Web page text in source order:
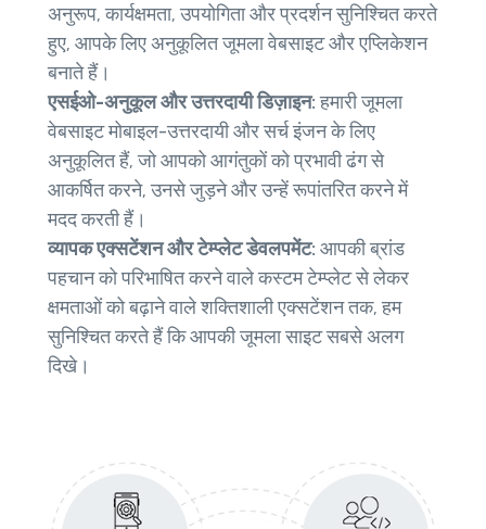
अनुरूप, कार्यक्षमता, उपयोगिता और प्रदर्शन सुनिश्चित करते
हुए, आपके लिए अनुकूलित जूमला वेबसाइट और एप्लिकेशन
बनाते हैं।
एसईओ-अनुकूल और उत्तरदायी डिज़ाइन:हमारी जूमला
वेबसाइट मोबाइल-उत्तरदायी और सर्च इंजन के लिए
अनुकूलित हैं, जो आपको आगंतुकों को प्रभावी ढंग से
आकर्षित करने, उनसे जुड़ने और उन्हें रूपांतरित करने में
मदद करती हैं।
व्यापक एक्सटेंशन और टेम्प्लेट डेवलपमेंट: आपकी ब्रांड
पहचान को परिभाषित करने वाले कस्टम टेम्प्लेट से लेकर
क्षमताओं को बढ़ाने वाले शक्तिशाली एक्सटेंशन तक, हम
सुनिश्चित करते हैं कि आपकी जूमला साइट सबसे अलग
दिखे।